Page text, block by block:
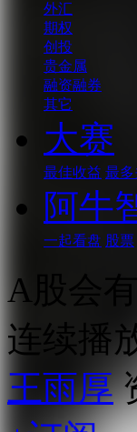
外汇
期权
创投
贵金属
融资融券
其它
大赛
最佳收益 最多
阿牛
一起看盘 股票
A股会
连续播
王雨厚